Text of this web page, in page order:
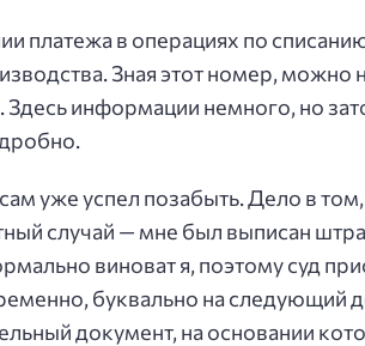
платежа в операциях по
Зная этот номер, можно
информации немного, но
уже успел позабыть. Дело в
случай — мне был выписан
виноват я, поэтому суд
буквально на следующий
документ, на основании